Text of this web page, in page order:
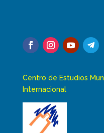
Centro de Estudios
Internacional